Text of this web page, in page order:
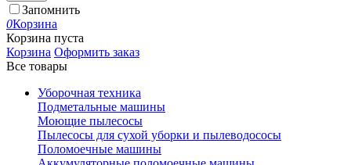
Запомнить
0Корзина
Корзина пуста
Корзина Оформить заказ
Все товары
Уборочная техника
Подметальные машины
Моющие пылесосы
Пылесосы для сухой уборки и пылеводососы
Поломоечные машины